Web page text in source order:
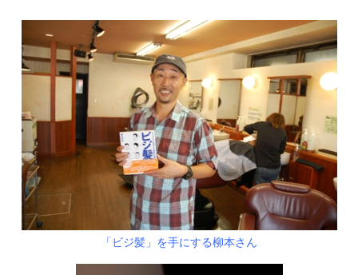
「ビジ髪」を手にする柳本さん